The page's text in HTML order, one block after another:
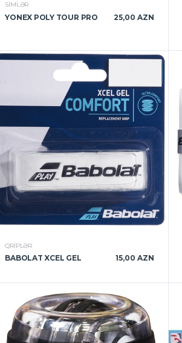
SIMLƏR
YONEX POLY TOUR PRO 25,00 AZN
QRIPLƏR
BABOLAT XCEL GEL 15,00 AZN